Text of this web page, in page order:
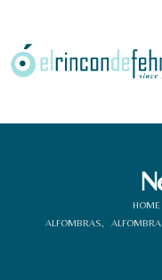
HOME
ALFOMBRAS